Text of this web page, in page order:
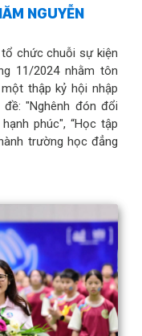
NGUYỄN
tổ chức chuỗi sự kiện
11/2024 nhằm tôn
thập kỷ hội nhập
"Nghênh đón đổi
phúc", “Học tập
trường học đẳng